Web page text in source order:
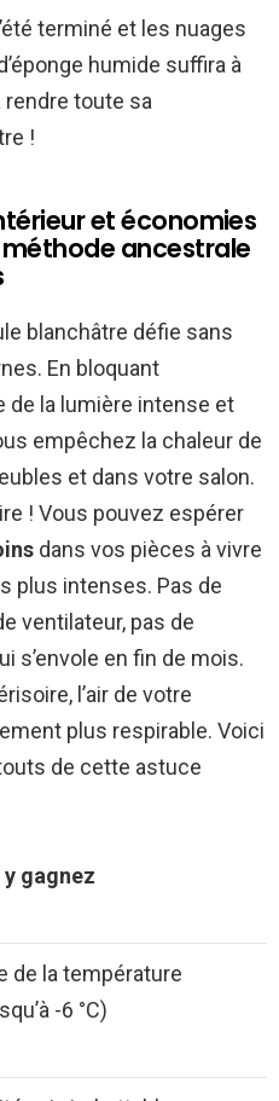
terminé et les nuages
humide suffira à
toute sa
!
et économies
ancestrale
blanchâtre défie sans
En bloquant
de la lumière intense et
empêchez la chaleur de
et dans votre salon.
! Vous pouvez espérer
dans vos pièces à vivre
plus intenses. Pas de
ventilateur, pas de
s’envole en fin de mois.
l’air de votre
plus respirable. Voici
de cette astuce
y gagnez
de la température
-6 °C)